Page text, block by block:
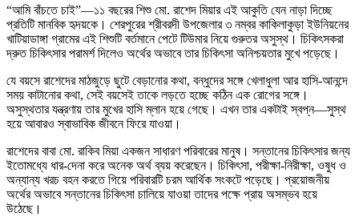
“আমি বাঁচতে চাই”—১১ বছরের শিশু মো. রাশেদ মিয়ার এই আকুতি যেন নাড়া দিচ্ছে
প্রতিটি মানবিক হৃদয়কে। শেরপুরের শ্রীবরদী উপজেলার ৩ নম্বর কাকিলাকুড়া ইউনিয়নের
খাটিয়াডাঙ্গা গ্রামের এই শিশুটি বর্তমানে পেটে টিউমার নিয়ে গুরুতর অসুস্থ। চিকিৎসকরা
দ্রুত চিকিৎসার পরামর্শ দিলেও অর্থের অভাবে তার চিকিৎসা অনিশ্চয়তার মুখে পড়েছে।
যে বয়সে রাশেদের মাঠজুড়ে ছুটে বেড়ানোর কথা, বন্ধুদের সঙ্গে খেলাধুলা আর হাসি-আনন্দে
সময় কাটানোর কথা, সেই বয়সেই তাকে লড়তে হচ্ছে কঠিন এক রোগের সঙ্গে।
অসুস্থতার যন্ত্রণায় তার মুখের হাসি ম্লান হয়ে গেছে। এখন তার একটাই স্বপ্ন—সুস্থ
হয়ে আবারও স্বাভাবিক জীবনে ফিরে যাওয়া।
রাশেদের বাবা মো. রাকিব মিয়া একজন সাধারণ পরিবারের মানুষ। সন্তানের চিকিৎসার জন্য
ইতোমধ্যে ধার-দেনা করে অনেক অর্থ ব্যয় করেছেন। চিকিৎসা, পরীক্ষা-নিরীক্ষা, ওষুধ ও
অন্যান্য খরচ বহন করতে গিয়ে পরিবারটি চরম আর্থিক সংকটে পড়েছে। প্রয়োজনীয়
অর্থের অভাবে সন্তানের চিকিৎসা চালিয়ে যাওয়া তাদের পক্ষে প্রায় অসম্ভব হয়ে
উঠেছে।